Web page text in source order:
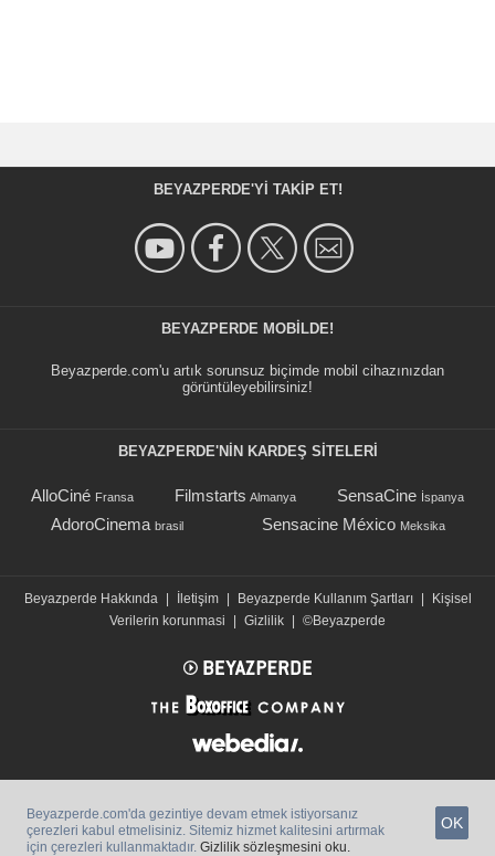
BEYAZPERDE'YI TAKIP ET!
BEYAZPERDE MOBILDE!
Beyazperde.com'u artık sorunsuz biçimde mobil cihazınızdan
görüntüleyebilirsiniz!
BEYAZPERDE'NIN KARDEŞ SİTELERİ
AlloCiné Fransa Filmstarts Almanya SensaCine İspanya
AdoroCinema brasil Sensacine México Meksika
Beyazperde Hakkında İletişim Beyazperde Kullanım Şartları
Kişisel
Verilerin korunmasi
Gizlilik ©Beyazperde
Beyazperde.com'da gezintiye devam etmek istiyorsanız
çerezleri kabul etmelisiniz. Sitemiz hizmet kalitesini artırmak
için çerezleri kullanmaktadır. Gizlilik sözleşmesini oku.
OK